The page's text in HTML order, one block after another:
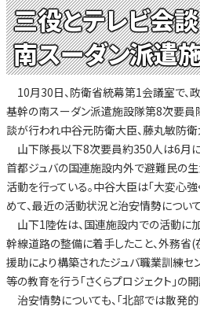
三役とテレビ会談
南スーダン派遣
10月30日、防衛省統幕第1会議室で、
基幹の南スーダン派遣施設隊第8次要員
談が行われ中谷元防衛大臣、藤丸敏防衛
山下隊長以下8次要員約350人は6月に
首都ジュバの国連施設内外で避難民の
活動を行っている。中谷大臣は「大変心強
めて、最近の活動状況と治安情勢につい
山下1陸佐は、国連施設内での活動に
幹線道路の整備に着手したこと、外務省
援助により構築されたジュバ職業訓練
等の教育を行う「さくらプロジェクト」の
治安情勢についても、「北部では散発